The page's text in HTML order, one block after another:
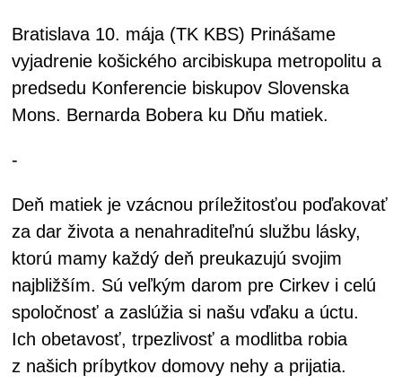
Bratislava 10. mája (TK KBS) Prinášame
vyjadrenie košického arcibiskupa metropolitu a
predsedu Konferencie biskupov Slovenska
Mons. Bernarda Bobera ku Dňu matiek.
-
Deň matiek je vzácnou príležitosťou poďakovať
za dar života a nenahraditeľnú službu lásky,
ktorú mamy každý deň preukazujú svojim
najbližším. Sú veľkým darom pre Cirkev i celú
spoločnosť a zaslúžia si našu vďaku a úctu.
Ich obetavosť, trpezlivosť a modlitba robia
z našich príbytkov domovy nehy a prijatia.